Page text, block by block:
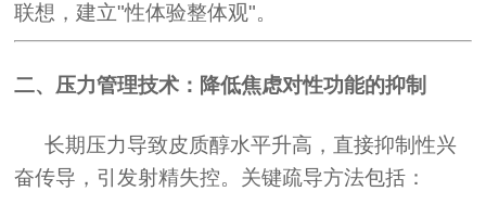
联想，建立"性体验整体观"。
二、压力管理技术：降低焦虑对性功能的抑制
长期压力导致皮质醇水平升高，直接抑制性兴
奋传导，引发射精失控。关键疏导方法包括：